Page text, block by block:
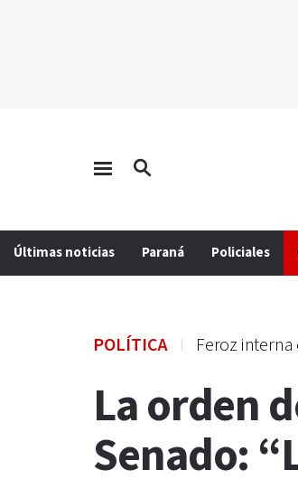
Últimas noticias Paraná Policiales
POLÍTICA Feroz
La orden
Senado: